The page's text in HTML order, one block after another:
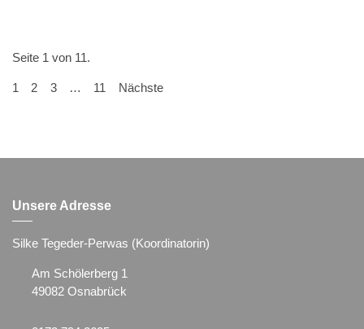
Seite 1 von 11.
1 2 3 … 11 Nächste
Unsere Adresse
Silke Tegeder-Perwas (Koordinatorin)
Am Schölerberg 1
49082 Osnabrück